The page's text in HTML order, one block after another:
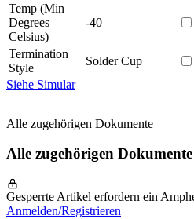
Temp (Min
Degrees
Celsius)
-40
Termination
Style
Solder Cup
Siehe Simular
Alle zugehörigen Dokumente
Alle zugehörigen Dokumente
Gesperrte Artikel erfordern ein
Anmelden/Registrieren